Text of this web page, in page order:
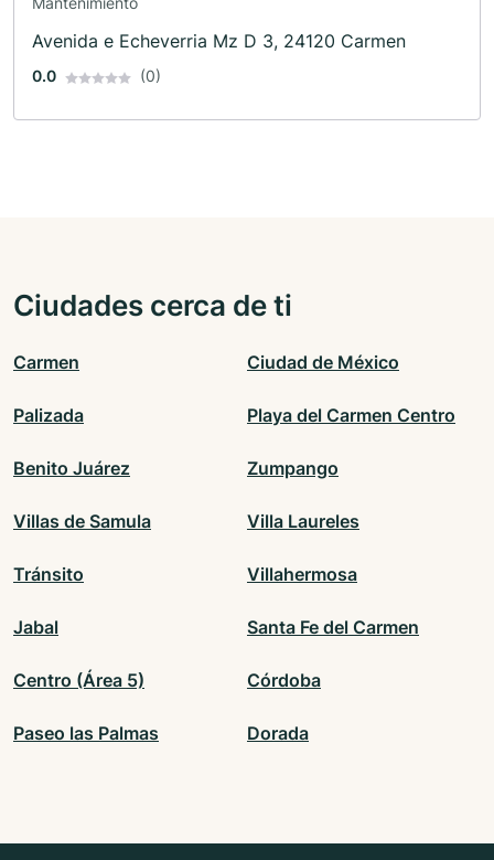
Avenida e Echeverria Mz D 3, 24120 Carmen
0.0 (0)
Ciudades cerca de ti
Carmen Ciudad de México
Palizada Playa del Carmen Centro
Benito Juárez Zumpango
Villas de Samula Villa Laureles
Tránsito Villahermosa
Jabal Santa Fe del Carmen
Centro (Área 5) Córdoba
Paseo las Palmas Dorada